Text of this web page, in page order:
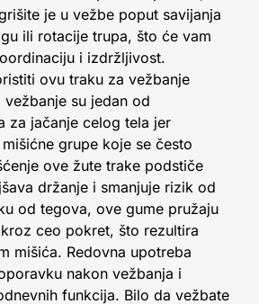
je u vežbe poput savijanja
ili rotacije trupa, što će vam
i izdržljivost.
ovu traku za vežbanje
vežbanje su jedan od
za jačanje celog tela jer
grupe koje se često
ove žute trake podstiče
držanje i smanjuje rizik od
od tegova, ove gume pružaju
ceo pokret, što rezultira
mišića. Redovna upotreba
nakon vežbanja i
funkcija. Bilo da vežbate